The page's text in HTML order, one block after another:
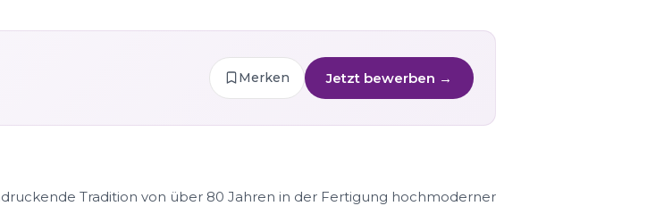
Merken Jetzt bewerben →
Tradition von über 80 Jahren in der Fertigung hochmoderner